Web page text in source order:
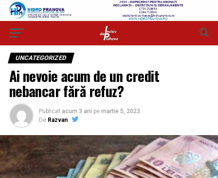
UNCATEGORIZED
Ai nevoie acum de un credit
nebancar fără refuz?
Publicat acum 3 ani pe martie 5, 2023
De Razvan